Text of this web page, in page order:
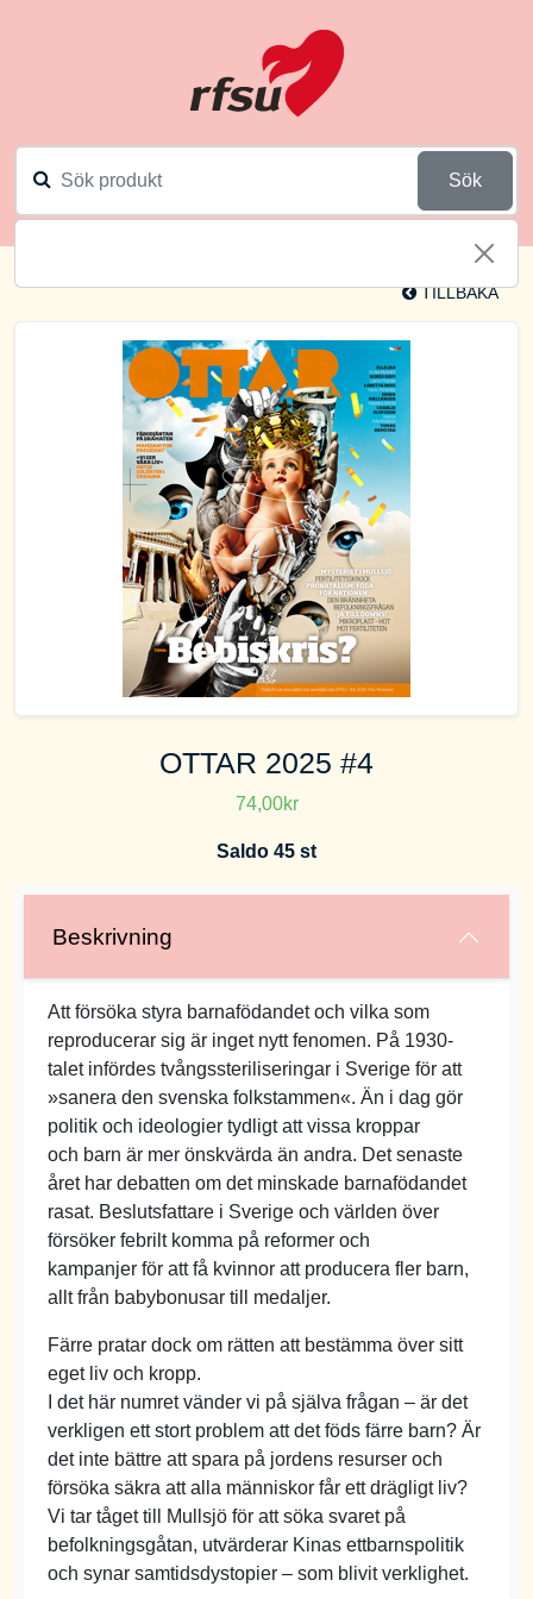
Sök
TILLBAKA
OTTAR 2025 #4
74,00kr
Saldo 45 st
Beskrivning
Att försöka styra barnafödandet och vilka som
reproducerar sig är inget nytt fenomen. På 1930-
talet infördes tvångssteriliseringar i Sverige för att
»sanera den svenska folkstammen«. Än i dag gör
politik och ideologier tydligt att vissa kroppar
och barn är mer önskvärda än andra. Det senaste
året har debatten om det minskade barnafödandet
rasat. Beslutsfattare i Sverige och världen över
försöker febrilt komma på reformer och
kampanjer för att få kvinnor att producera fler barn,
allt från babybonusar till medaljer.
Färre pratar dock om rätten att bestämma över sitt
eget liv och kropp.
I det här numret vänder vi på själva frågan – är det
verkligen ett stort problem att det föds färre barn? Är
det inte bättre att spara på jordens resurser och
försöka säkra att alla människor får ett drägligt liv?
Vi tar tåget till Mullsjö för att söka svaret på
befolkningsgåtan, utvärderar Kinas ettbarnspolitik
och synar samtidsdystopier – som blivit verklighet.